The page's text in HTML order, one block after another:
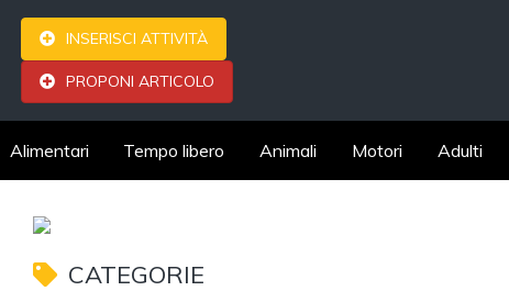
INSERISCI ATTIVITÀ
PROPONI ARTICOLO
Alimentari Tempo libero Animali Motori Adulti
CATEGORIE